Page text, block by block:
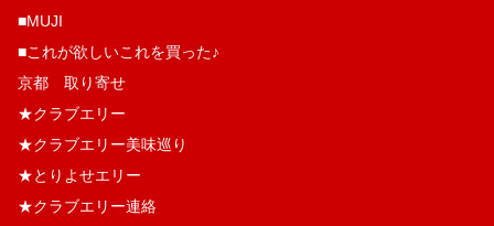
■MUJI
■これが欲しいこれを買った♪
京都 取り寄せ
★クラブエリー
★クラブエリー美味巡り
★とりよせエリー
★クラブエリー連絡